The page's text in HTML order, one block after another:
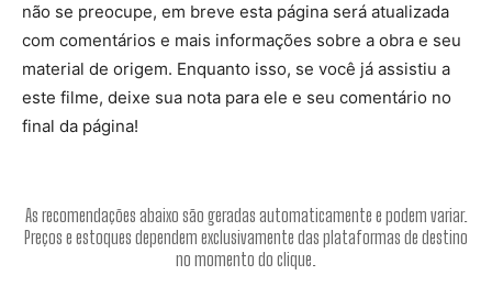
não se preocupe, em breve esta página será atualizada
com comentários e mais informações sobre a obra e seu
material de origem. Enquanto isso, se você já assistiu a
este filme, deixe sua nota para ele e seu comentário no
final da página!
As recomendações abaixo são geradas automaticamente e podem variar.
Preços e estoques dependem exclusivamente das plataformas de destino
no momento do clique.